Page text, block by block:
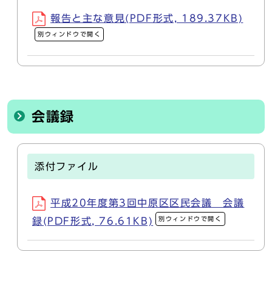
報告と主な意見(PDF形式, 189.37KB)
別ウィンドウで開く
会議録
添付ファイル
平成20年度第3回中原区区民会議 会議
録(PDF形式, 76.61KB)
別ウィンドウで開く